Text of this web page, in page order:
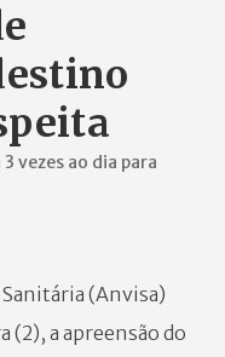
vezes ao dia para
(Anvisa)
a apreensão do